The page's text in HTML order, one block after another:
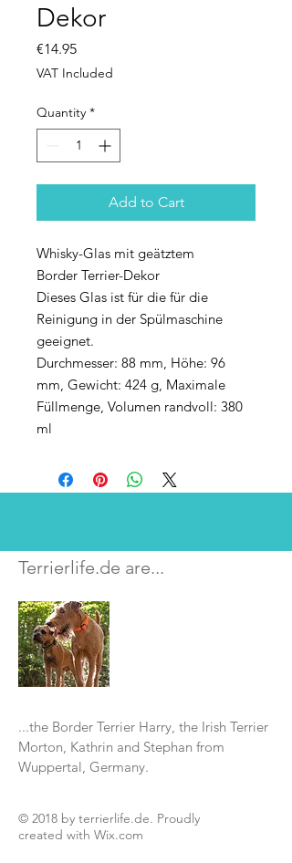
Dekor
€14.95Price
VAT Included
Quantity *
Add to Cart
Whisky-Glas mit geätztem
Border Terrier-Dekor
Dieses Glas ist für die für die
Reinigung in der Spülmaschine
geeignet.
Durchmesser: 88 mm, Höhe: 96
mm, Gewicht: 424 g, Maximale
Füllmenge, Volumen randvoll: 380
ml
Terrierlife.de are...
...the Border Terrier Harry, the Irish Terrier
Morton, Kathrin and Stephan from
Wuppertal, Germany.
© 2018 by terrierlife.de. Proudly
created with Wix.com